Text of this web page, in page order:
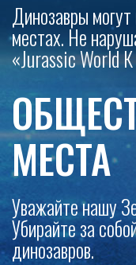
Динозавры
местах. Не
«Jurassic World
МЕСТА
Уважайте нашу
Убирайте за
динозавров.